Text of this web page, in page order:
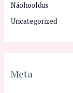
Näohooldus
Uncategorized
Meta